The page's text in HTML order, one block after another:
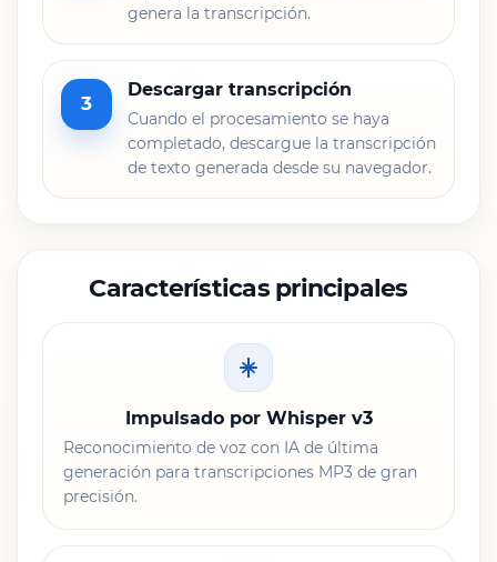
genera la transcripción.
3
Descargar transcripción
Cuando el procesamiento se haya
completado, descargue la transcripción
de texto generada desde su navegador.
Características principales
Impulsado por Whisper v3
Reconocimiento de voz con IA de última
generación para transcripciones MP3 de gran
precisión.